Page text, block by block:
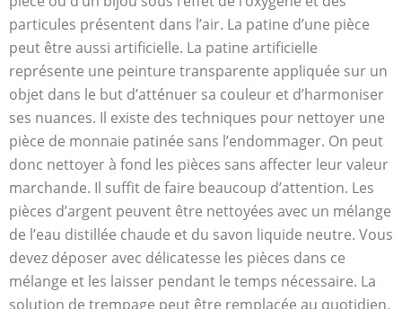
particules présentent dans l’air. La patine d’une pièce
peut être aussi artificielle. La patine artificielle
représente une peinture transparente appliquée sur un
objet dans le but d’atténuer sa couleur et d’harmoniser
ses nuances. Il existe des techniques pour nettoyer une
pièce de monnaie patinée sans l’endommager. On peut
donc nettoyer à fond les pièces sans affecter leur valeur
marchande. Il suffit de faire beaucoup d’attention. Les
pièces d’argent peuvent être nettoyées avec un mélange
de l’eau distillée chaude et du savon liquide neutre. Vous
devez déposer avec délicatesse les pièces dans ce
mélange et les laisser pendant le temps nécessaire. La
solution de trempage peut être remplacée au quotidien.